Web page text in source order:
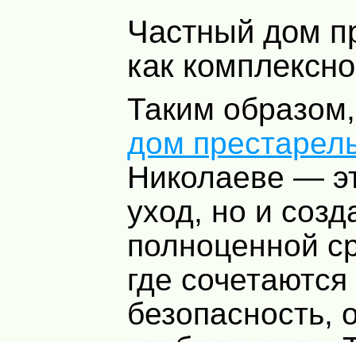
Частный дом престарелых
как
Таким
дом
Николаеве —
уход, но и
полноценной
где
безопасность,